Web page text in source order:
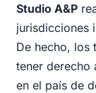
Studio A&P
jurisdicciones
De hecho, los
tener derecho
en el país de